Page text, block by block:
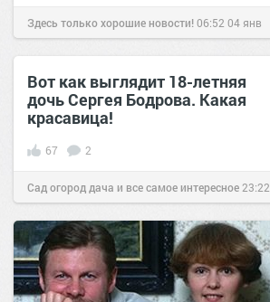
Здесь только хорошие новости!06:52 04 янв
2021
Вот как выглядит 18-летняя
дочь Сергея Бодрова. Какая
красавица!
67 2
Сад огород дача и все самое интересное 23:22
25 авг 2016